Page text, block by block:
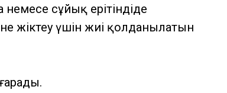
сұйық ерітіндіде
жіктеу үшін жиі қолданылатын